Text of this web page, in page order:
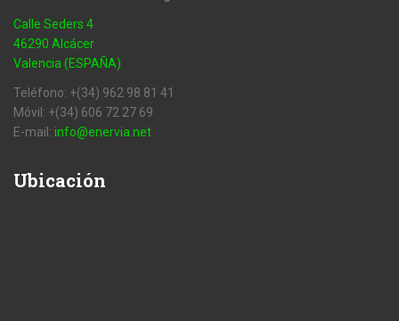
Calle Seders 4
46290 Alcácer
Valencia (ESPAÑA)
Teléfono: +(34) 962 98 81 41
Móvil: +(34) 606 72 27 69
E-mail: info@enervia.net
Ubicación